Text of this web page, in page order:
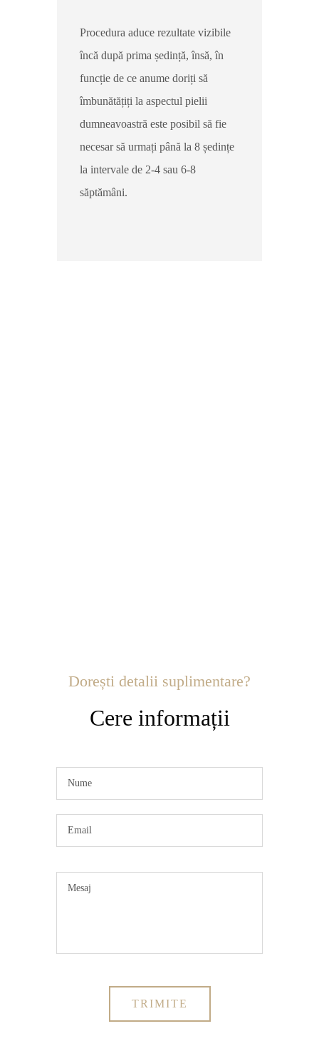
Procedura aduce rezultate vizibile
încă după prima ședință, însă, în
funcție de ce anume doriți să
îmbunătățiți la aspectul pielii
dumneavoastră este posibil să fie
necesar să urmați până la 8 ședințe
la intervale de 2-4 sau 6-8
săptămâni.
Dorești detalii suplimentare?
Cere informații